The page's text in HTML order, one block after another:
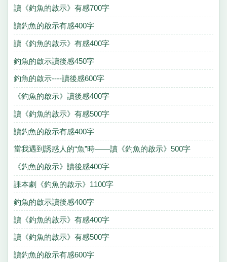
讀《釣魚的啟示》有感700字
讀釣魚的啟示有感400字
讀《釣魚的啟示》有感400字
釣魚的啟示讀後感450字
釣魚的啟示----讀後感600字
《釣魚的啟示》讀後感400字
讀《釣魚的啟示》有感500字
讀釣魚的啟示有感400字
當我遇到誘惑人的“魚”時——讀《釣魚的啟示》500字
《釣魚的啟示》讀後感400字
課本劇《釣魚的啟示》1100字
釣魚的啟示讀後感400字
讀《釣魚的啟示》有感400字
讀《釣魚的啟示》有感500字
讀釣魚的啟示有感600字